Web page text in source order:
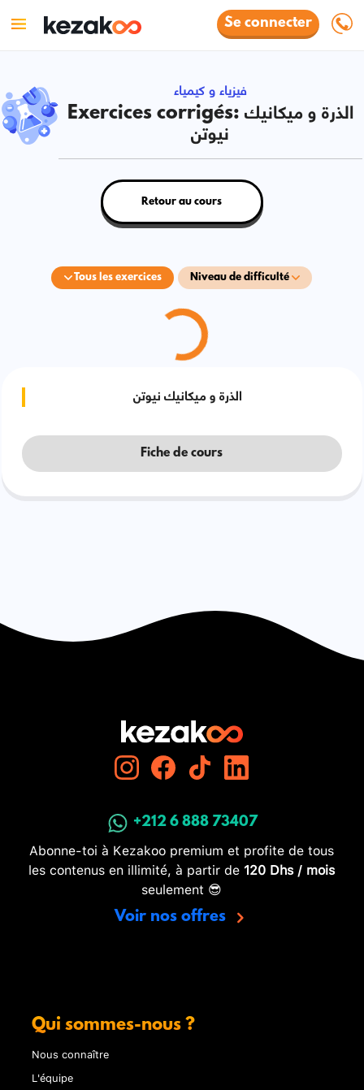
Se connecter
فيزياء و كيمياء
Exercices corrigés: الذرة و ميكانيك
نيوتن
Tous les exercices Niveau de difficulté
Retour au cours
الذرة و ميكانيك نيوتن
Fiche de cours
+212 6 888 73407
Abonne-toi à Kezakoo premium et profite de tous
les contenus en illimité, à partir de 120 Dhs / mois
seulement 😎
Voir nos offres
Qui sommes-nous ?
Nous connaître
L'équipe